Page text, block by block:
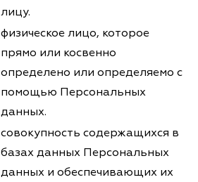
лицу.
физическое лицо, которое
прямо или косвенно
определено или определяемо с
помощью Персональных
данных.
совокупность содержащихся в
базах данных Персональных
данных и обеспечивающих их